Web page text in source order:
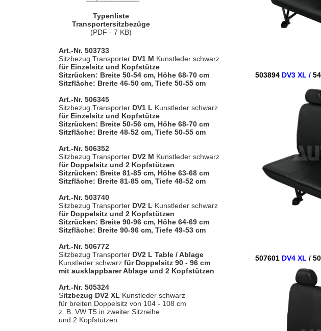
Typenliste
Transportersitzbezüge
(PDF - 7 KB)
Art.-Nr. 503733
Sitzbezug Transporter DV1 M Kunstleder schwarz
für Einzelsitz und Kopfstütze
Sitzrücken: Breite 50-54 cm, Höhe 68-70 cm
Sitzfläche: Breite 46-50 cm, Tiefe 50-55 cm
Art.-Nr. 506345
Sitzbezug TransporterDV1 L Kunstleder schwarz
für Einzelsitz und Kopfstütze
Sitzrücken: Breite 50-56 cm, Höhe 68-70 cm
Sitzfläche: Breite 48-52 cm, Tiefe 50-55 cm
Art.-Nr. 506352
Sitzbezug Transporter DV2 M Kunstleder schwarz
für Doppelsitz und 2 Kopfstützen
Sitzrücken: Breite 81-85 cm, Höhe 63-68 cm
Sitzfläche: Breite 81-85 cm, Tiefe 48-52 cm
Art.-Nr. 503740
Sitzbezug Transporter DV2 L Kunstleder schwarz
für Doppelsitz und 2 Kopfstützen
Sitzrücken: Breite 90-96 cm, Höhe 64-69 cm
Sitzfläche: Breite 90-96 cm, Tiefe 49-53 cm
Art.-Nr. 506772
Sitzbezug Transporter DV2 L Table / Ablage
Kunstleder schwarz für Doppelsitz 90 - 96 cm
mit ausklappbarer Ablage und 2 Kopfstützen
Art.-Nr. 505324
Sitzbezug DV2 XL Kunstleder schwarz
für breiten Doppelsitz von 104 - 108 cm
z. B. VW T5 in zweiter Sitzreihe
und 2 Kopfstützen
503894 DV3 XL /
507601 DV4 XL /